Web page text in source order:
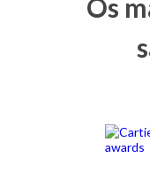
Os